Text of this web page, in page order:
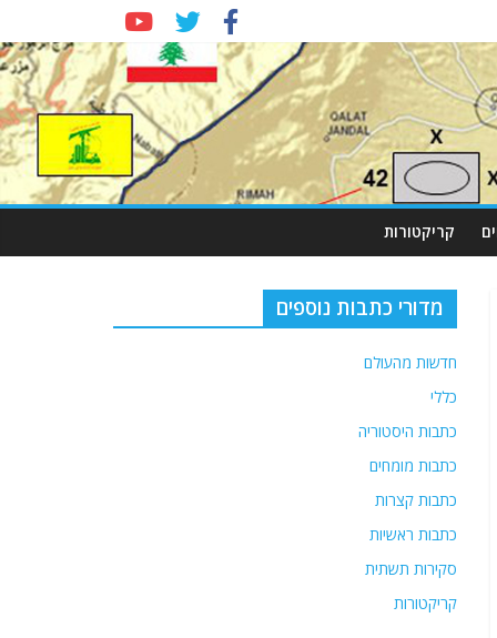
קריקטורות
מדורי כתבות נוספים
חדשות מהעולם
כללי
כתבות היסטוריה
כתבות מומחים
כתבות קצרות
כתבות ראשיות
סקירות תשתית
קריקטורות